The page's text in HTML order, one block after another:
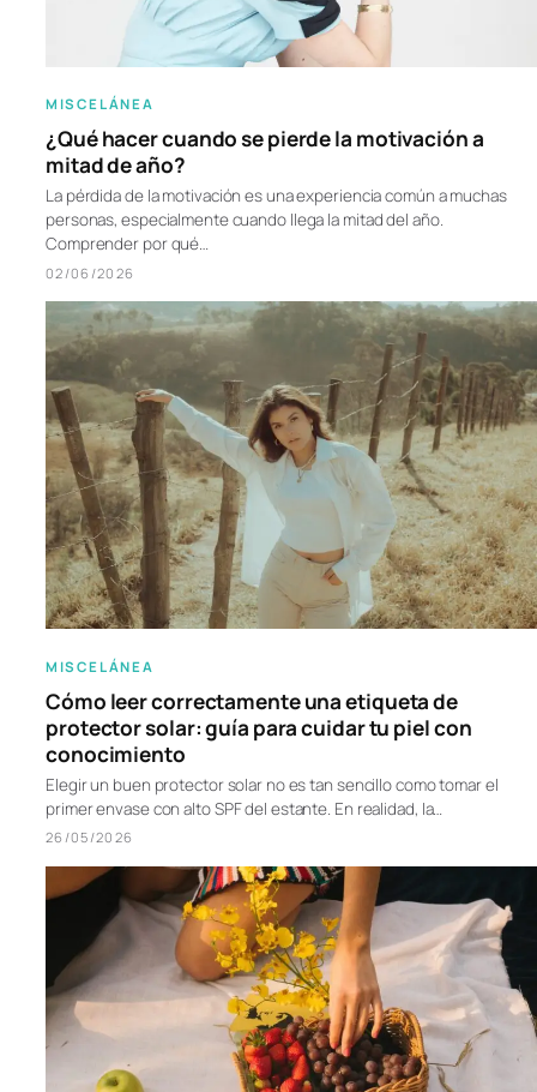
MISCELÁNEA
¿Qué hacer cuando se pierde la motivación a
mitad de año?
La pérdida de la motivación es una experiencia común a muchas
personas, especialmente cuando llega la mitad del año.
Comprender por qué…
02/06/2026
MISCELÁNEA
Cómo leer correctamente una etiqueta de
protector solar: guía para cuidar tu piel con
conocimiento
Elegir un buen protector solar no es tan sencillo como tomar el
primer envase con alto SPF del estante. En realidad, la…
26/05/2026